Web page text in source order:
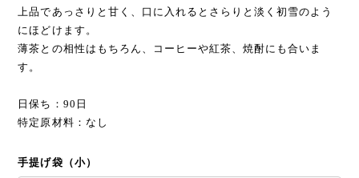
上品であっさりと甘く、口に入れるとさらりと淡く初雪のよう
にほどけます。
薄茶との相性はもちろん、コーヒーや紅茶、焼酎にも合いま
す。
日保ち：90日
特定原材料：なし
手提げ袋（小）